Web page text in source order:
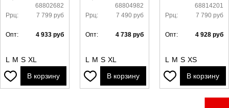
68802682
Ррц:
7 799 руб
Опт: 4 933 руб
L M S XL
В корзину
68804982
Ррц:
7 490 руб
Опт: 4 738 руб
L M S XL
В корзину
68814201
Ррц:
7 790 руб
Опт: 4 928 руб
L M S XS
В корзину